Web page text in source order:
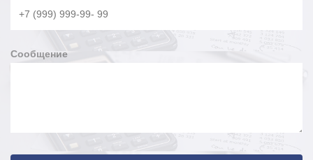
Сообщение